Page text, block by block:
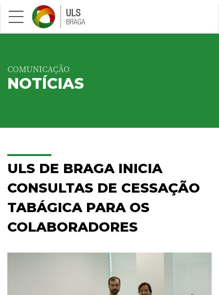
Saltar para conteúdo principal
COMUNICAÇÃO
NOTÍCIAS
ULS DE BRAGA INICIA
CONSULTAS DE CESSAÇÃO
TABÁGICA PARA OS
COLABORADORES